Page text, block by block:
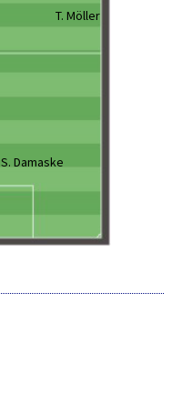
T. Möller
S. Damaske